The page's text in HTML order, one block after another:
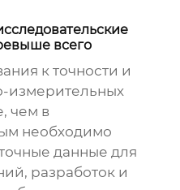
всего
к точности и
измерительных
чем в
необходимо
данные для
разработок и